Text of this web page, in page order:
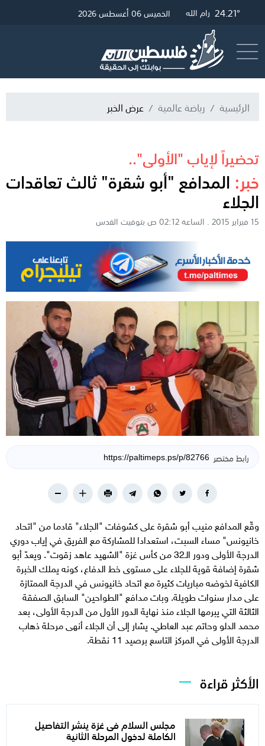
27.66° غزة 24.45° القدس 24.21° رام الله الخميس 06 أغسطس 2026
الرئيسية رياضة عالمية عرض الخبر
تحضيراً لإياب "الأولى"..
خبر: المدافع "أبو شقرة" ثالث تعاقدات
الجلاء
15 فبراير 2015 . الساعة 02:12 ص بتوقيت القدس
رابط مختصر
وقّع المدافع منيب أبو شقرة على كشوفات "الجلاء" قادما من "اتحاد
خانيونس" مساء السبت، استعدادا للمشاركة مع الفريق في إياب دوري
الدرجة الأولى ودور الـ32 من كأس غزة "الشهيد عاهد زقوت". ويعدّ أبو
شقرة إضافة قوية للجلاء على مستوى خط الدفاع، كونه يملك الخبرة
الكافية لخوضه مباريات كثيرة مع اتحاد خانيونس في الدرجة الممتازة
على مدار سنوات طويلة. وبات مدافع "الطواحين" السابق الصفقة
الثالثة التي يبرمها الجلاء منذ نهاية الدور الأول من الدرجة الأولى، بعد
محمد الدلو وحاتم عبد العاطي. يشار إلى أن الجلاء أنهى مرحلة ذهاب
الدرجة الأولى في المركز التاسع برصيد 11 نقطة.
الأكثر قراءة
مجلس السلام فى غزة ينشر التفاصيل
الكاملة لدخول المرحلة الثانية